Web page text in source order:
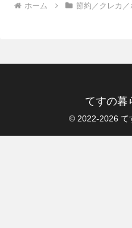
ホーム 節約／クレカ／
てすの暮
© 2022-2026 て